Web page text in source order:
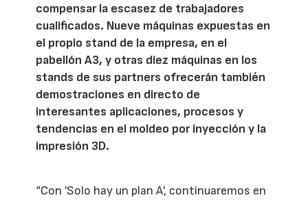
compensar la escasez de trabajadores
cualificados. Nueve máquinas expuestas en
el propio stand de la empresa, en el
pabellón A3, y otras diez máquinas en los
stands de sus partners ofrecerán también
demostraciones en directo de
interesantes aplicaciones, procesos y
tendencias en el moldeo por inyección y la
impresión 3D.
“Con 'Solo hay un plan A', continuaremos en